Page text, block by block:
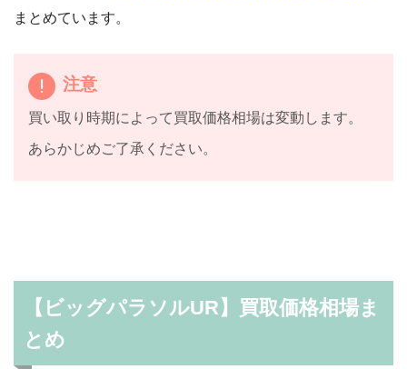
まとめています。
注意
買い取り時期によって買取価格相場は変動します。
あらかじめご了承ください。
【ビッグパラソルUR】買取価格相場ま
とめ